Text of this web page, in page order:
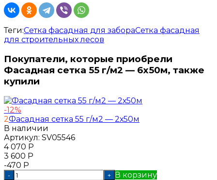
Теги:Сетка фасадная для забораСетка фасадная
для строительных лесов
Покупатели, которые приобрели
Фасадная сетка 55 г/м2 — 6х50м, также
купили
-12%
2Фасадная сетка 55 г/м2 — 2х50м
В наличии
Артикул: SV05546
4 070 Р
3 600 Р
-470 Р
- + В корзину